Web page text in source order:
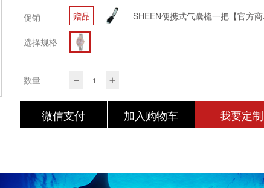
促销 赠品
选择规格
数量
微信支付 加入购物车 我要定制